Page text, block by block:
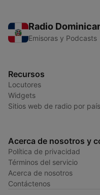
Radio
Emisoras y Podcasts
Recursos
Locutores
Widgets
Sitios web de radio por país
Acerca de nosotros y
Política de privacidad
Términos del servicio
Acerca de nosotros
Contáctenos